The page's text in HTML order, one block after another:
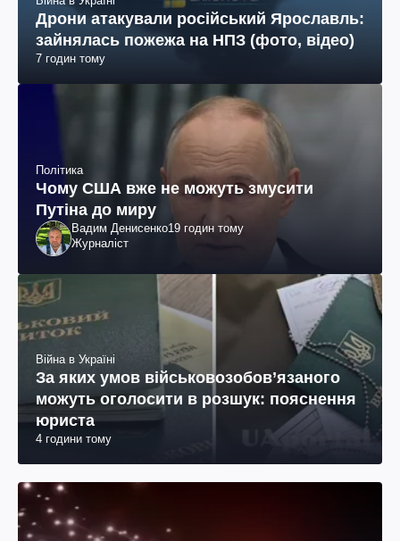
Дрони атакували російський Ярославль:
зайнялась пожежа на НПЗ (фото, відео)
7 годин тому
Політика
Чому США вже не можуть змусити
Путіна до миру
Вадим Денисенко19 годин тому
Журналіст
Війна в Україні
За яких умов військовозобов’язаного
можуть оголосити в розшук: пояснення
юриста
4 години тому